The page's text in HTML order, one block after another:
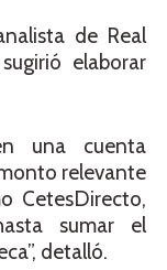
de Real
elaborar
una cuenta
relevante
CetesDirecto,
sumar el
detalló.